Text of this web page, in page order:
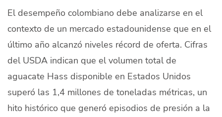
El desempeño colombiano debe analizarse en el
contexto de un mercado estadounidense que en el
último año alcanzó niveles récord de oferta. Cifras
del USDA indican que el volumen total de
aguacate Hass disponible en Estados Unidos
superó las 1,4 millones de toneladas métricas, un
hito histórico que generó episodios de presión a la